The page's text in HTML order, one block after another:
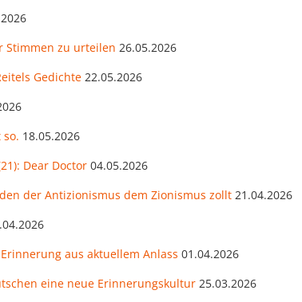
Stimmen zu urteilen 26.05.2026
Gedichte 22.05.2026
18.05.2026
Dear Doctor 04.05.2026
der Antizionismus dem Zionismus zollt 21.04.2026
aus aktuellem Anlass 01.04.2026
eine neue Erinnerungskultur 25.03.2026